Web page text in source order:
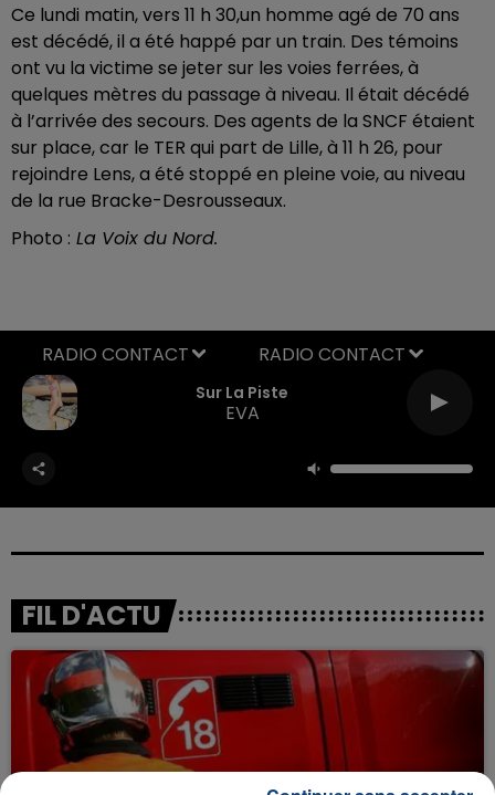
Ce lundi matin, vers 11 h 30,un homme agé de 70 ans
est décédé, il a été happé par un train. Des témoins
ont vu la victime se jeter sur les voies ferrées, à
quelques mètres du passage à niveau. Il était décédé
à l’arrivée des secours. Des agents de la SNCF étaient
sur place, car le TER qui part de Lille, à 11 h 26, pour
rejoindre Lens, a été stoppé en pleine voie, au niveau
de la rue Bracke-Desrousseaux.
Photo : La Voix du Nord.
Sur La Piste
EVA
RADIO CONTACT
FIL D'ACTU